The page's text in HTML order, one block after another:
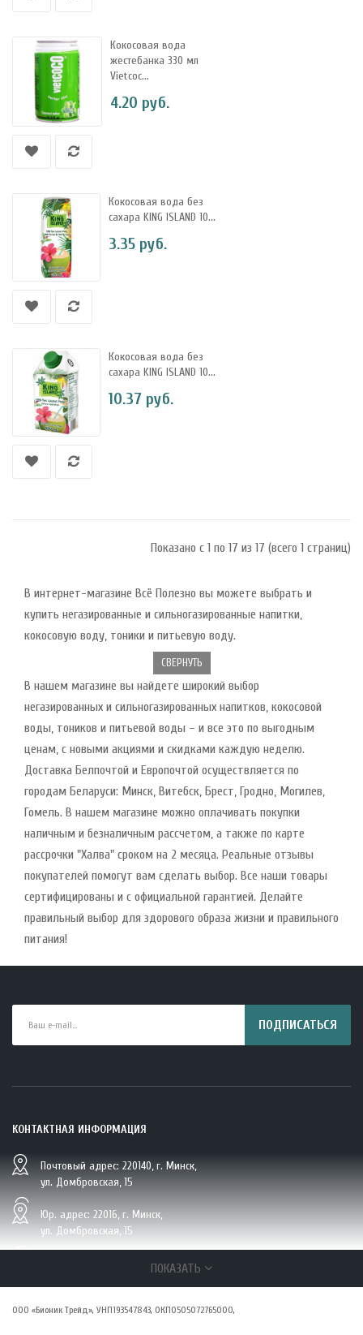
Кокосовая вода
жестебанка 330 мл
Vietcoc...
4.20 руб.
Кокосовая вода без
сахара KING ISLAND 10...
3.35 руб.
Кокосовая вода без
сахара KING ISLAND 10...
10.37 руб.
Показано с 1 по 17 из 17 (всего 1 страниц)
В интернет-магазине Всё Полезно вы можете выбрать и
купить негазированные и сильногазированные напитки,
кокосовую воду, тоники и питьевую воду.
СВЕРНУТЬ
В нашем магазине вы найдете широкий выбор
негазированных и сильногазированных напитков, кокосовой
воды, тоников и питьевой воды – и все это по выгодным
ценам, с новыми акциями и скидками каждую неделю.
Доставка Белпочтой и Европочтой осуществляется по
городам Беларуси: Минск, Витебск, Брест, Гродно, Могилев,
Гомель. В нашем магазине можно оплачивать покупки
наличным и безналичным рассчетом, а также по карте
рассрочки "Халва" сроком на 2 месяца. Реальные отзывы
покупателей помогут вам сделать выбор. Все наши товары
сертифицированы и с официальной гарантией. Делайте
правильный выбор для здорового образа жизни и правильного
питания!
ПОДПИСАТЬСЯ
КОНТАКТНАЯ ИНФОРМАЦИЯ
Почтовый адрес: 220140, г. Минск,
ул. Домбровская, 15
Юр. адрес: 22016, г. Минск,
ул. Домбровская, 15
+375 (29/33/25) 6 270 870, г. Минск,
zakaz@vsepolezno.by
ПОКАЗАТЬ
ООО «Бионик Трейд», УНП193547843, ОКПО505072765000,